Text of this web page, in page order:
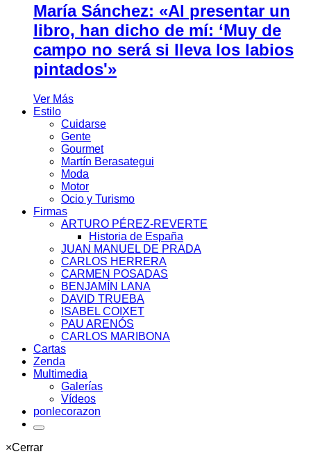
María Sánchez: «Al presentar un
libro, han dicho de mí: ‘Muy de
campo no será si lleva los labios
pintados'»
Ver Más
Estilo
Cuidarse
Gente
Gourmet
Martín Berasategui
Moda
Motor
Ocio y Turismo
Firmas
ARTURO PÉREZ-REVERTE
Historia de España
JUAN MANUEL DE PRADA
CARLOS HERRERA
CARMEN POSADAS
BENJAMÍN LANA
DAVID TRUEBA
ISABEL COIXET
PAU ARENÓS
CARLOS MARIBONA
Cartas
Zenda
Multimedia
Galerías
Vídeos
ponlecorazon
×Cerrar